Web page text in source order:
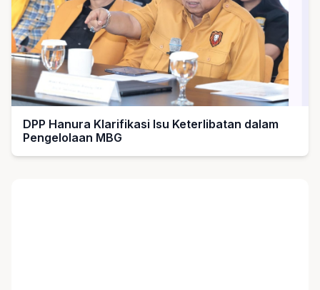
DPP Hanura Klarifikasi Isu Keterlibatan dalam
Pengelolaan MBG